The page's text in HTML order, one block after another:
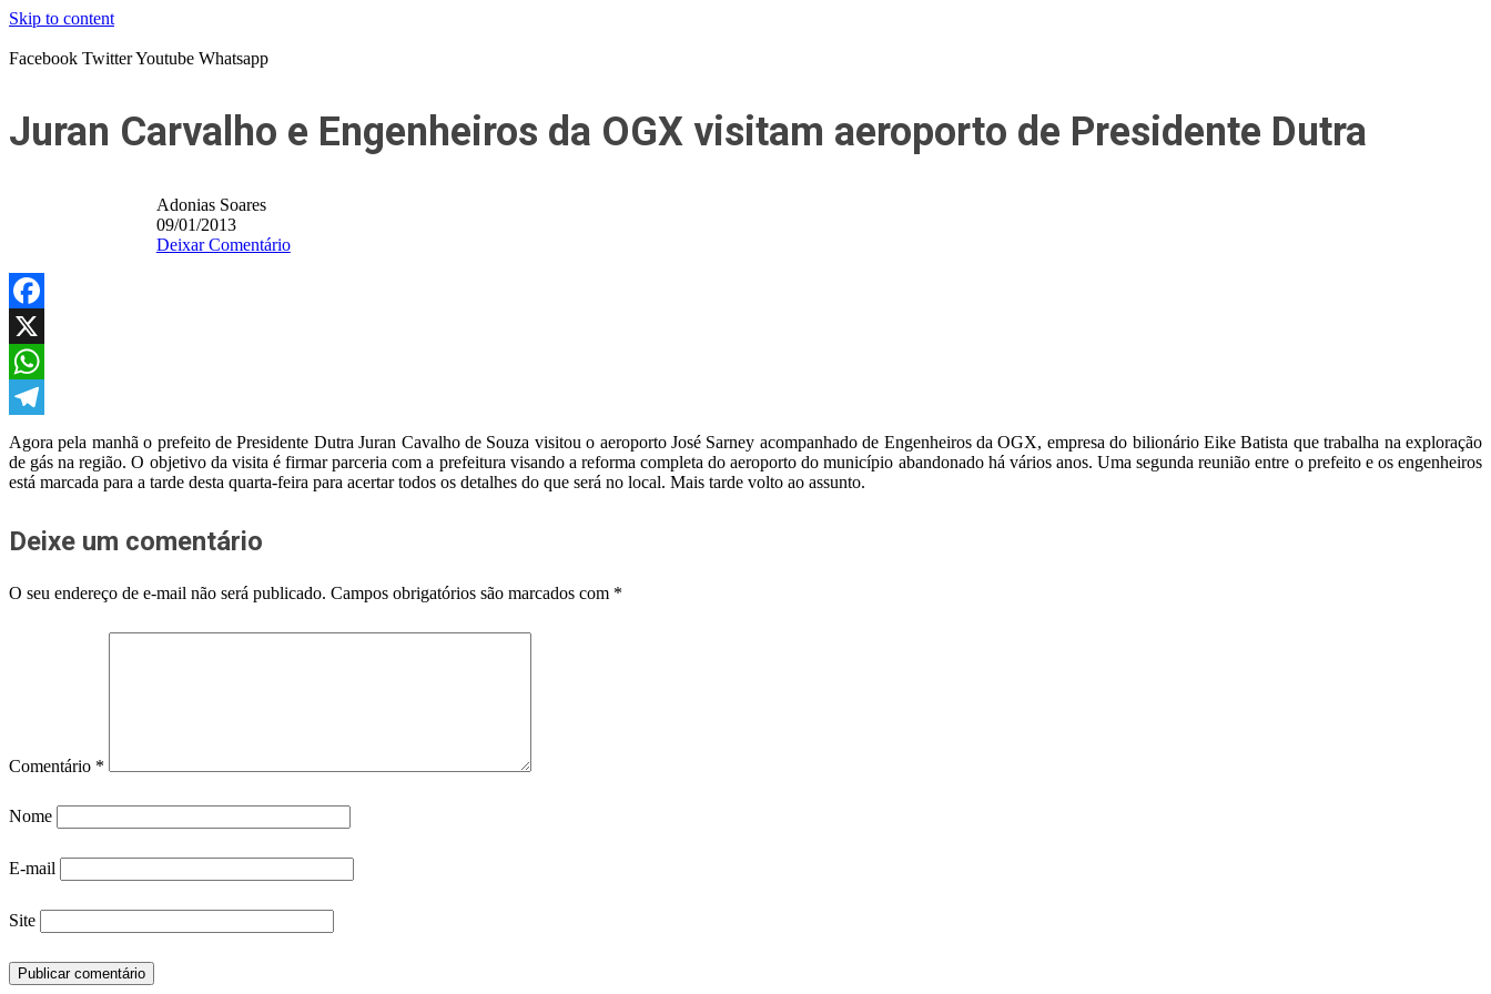
Skip to content
Facebook TwitterYoutube Whatsapp
Juran Carvalho e Engenheiros da OGX visitam aeroporto de Presidente Dutra
Adonias Soares
09/01/2013
Deixar Comentário
Facebook
X
WhatsApp
Telegram
Agora pela manhã o prefeito de Presidente Dutra Juran Cavalho de Souza visitou o aeroporto José Sarney acompanhado de Engenheiros da OGX, empresa do bilionário Eike Batista que trabalha na exploração
de gás na região. O objetivo da visita é firmar parceria com a prefeitura visando a reforma completa do aeroporto do município abandonado há vários anos. Uma segunda reunião entre o prefeito e os engenheiros
está marcada para a tarde desta quarta-feira para acertar todos os detalhes do que será no local. Mais tarde volto ao assunto.
Deixe um comentário
O seu endereço de e-mail não será publicado. Campos obrigatórios são marcados com *
Comentário *
Nome
E-mail
Site